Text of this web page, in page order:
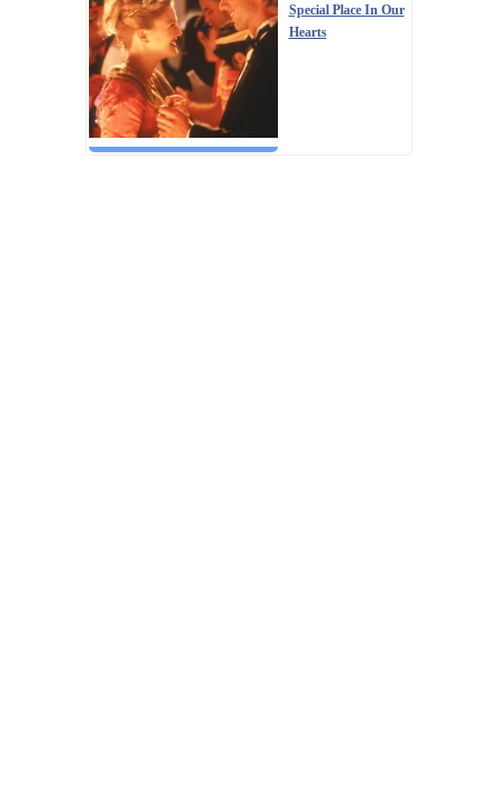
Special Place In Our
Hearts